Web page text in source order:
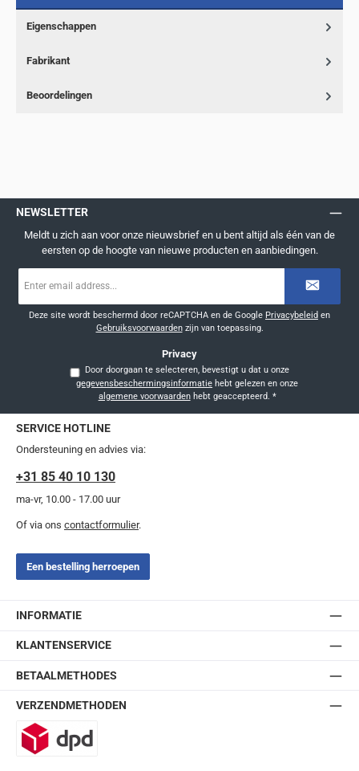
Eigenschappen
Fabrikant
Beoordelingen
NEWSLETTER
Meldt u zich aan voor onze nieuwsbrief en u bent altijd als één van de
eersten op de hoogte van nieuwe producten en aanbiedingen.
mailadres
Deze site wordt beschermd door reCAPTCHA en de Google Privacybeleid en
Gebruiksvoorwaardenzijn van toepassing.
Privacy
Door doorgaan te selecteren, bevestigt u dat u onze
gegevensbeschermingsinformatie
algemene voorwaardenhebt geaccepteerd. *
SERVICE HOTLINE
Ondersteuning en advies via:
+31 85 40 10 130
ma-vr, 10.00 - 17.00 uur
Of via ons contactformulier.
Een bestelling herroepen
INFORMATIE
KLANTENSERVICE
BETAALMETHODES
VERZENDMETHODEN